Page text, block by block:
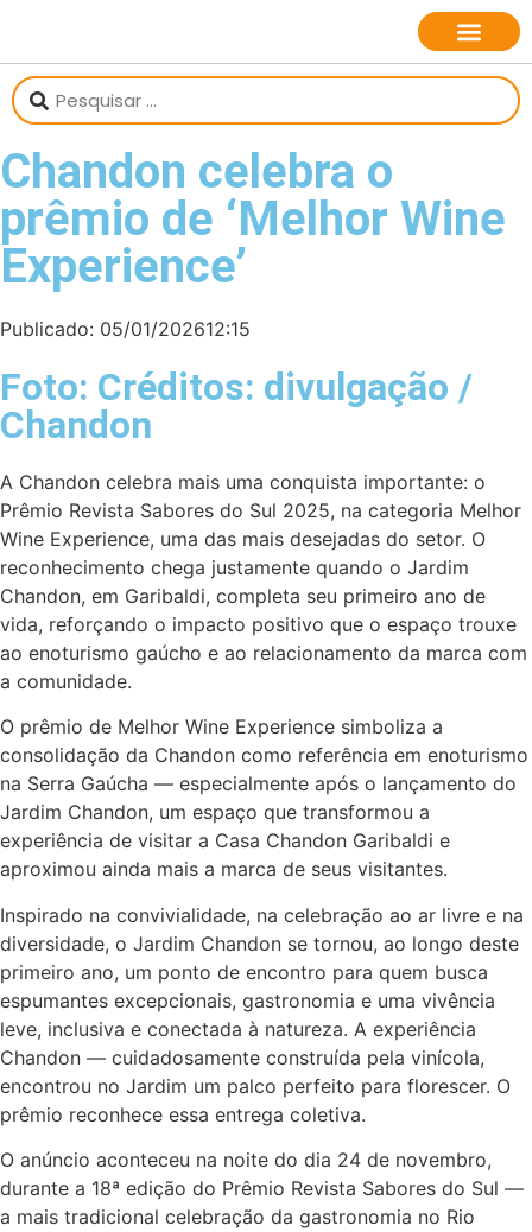
Chandon celebra o
prêmio de ‘Melhor Wine
Experience’
Publicado: 05/01/202612:15
Foto: Créditos: divulgação /
Chandon
A Chandon celebra mais uma conquista importante: o
Prêmio Revista Sabores do Sul 2025, na categoria Melhor
Wine Experience, uma das mais desejadas do setor. O
reconhecimento chega justamente quando o Jardim
Chandon, em Garibaldi, completa seu primeiro ano de
vida, reforçando o impacto positivo que o espaço trouxe
ao enoturismo gaúcho e ao relacionamento da marca com
a comunidade.
O prêmio de Melhor Wine Experience simboliza a
consolidação da Chandon como referência em enoturismo
na Serra Gaúcha — especialmente após o lançamento do
Jardim Chandon, um espaço que transformou a
experiência de visitar a Casa Chandon Garibaldi e
aproximou ainda mais a marca de seus visitantes.
Inspirado na convivialidade, na celebração ao ar livre e na
diversidade, o Jardim Chandon se tornou, ao longo deste
primeiro ano, um ponto de encontro para quem busca
espumantes excepcionais, gastronomia e uma vivência
leve, inclusiva e conectada à natureza. A experiência
Chandon — cuidadosamente construída pela vinícola,
encontrou no Jardim um palco perfeito para florescer. O
prêmio reconhece essa entrega coletiva.
O anúncio aconteceu na noite do dia 24 de novembro,
durante a 18ª edição do Prêmio Revista Sabores do Sul —
a mais tradicional celebração da gastronomia no Rio